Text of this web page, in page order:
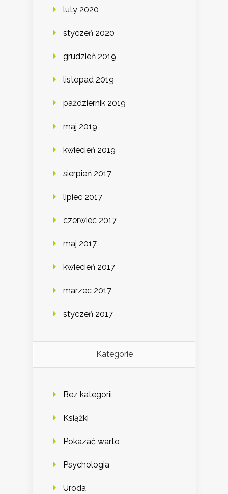
luty 2020
styczeń 2020
grudzień 2019
listopad 2019
październik 2019
maj 2019
kwiecień 2019
sierpień 2017
lipiec 2017
czerwiec 2017
maj 2017
kwiecień 2017
marzec 2017
styczeń 2017
Kategorie
Bez kategorii
Książki
Pokazać warto
Psychologia
Uroda